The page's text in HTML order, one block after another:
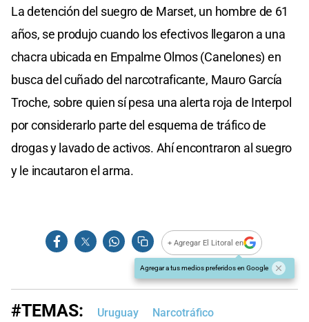
La detención del suegro de Marset, un hombre de 61
años, se produjo cuando los efectivos llegaron a una
chacra ubicada en Empalme Olmos (Canelones) en
busca del cuñado del narcotraficante, Mauro García
Troche, sobre quien sí pesa una alerta roja de Interpol
por considerarlo parte del esquema de tráfico de
drogas y lavado de activos. Ahí encontraron al suegro
y le incautaron el arma.
+ Agregar El Litoral en
Agregar a tus medios preferidos en Google
#TEMAS: Uruguay Narcotráfico